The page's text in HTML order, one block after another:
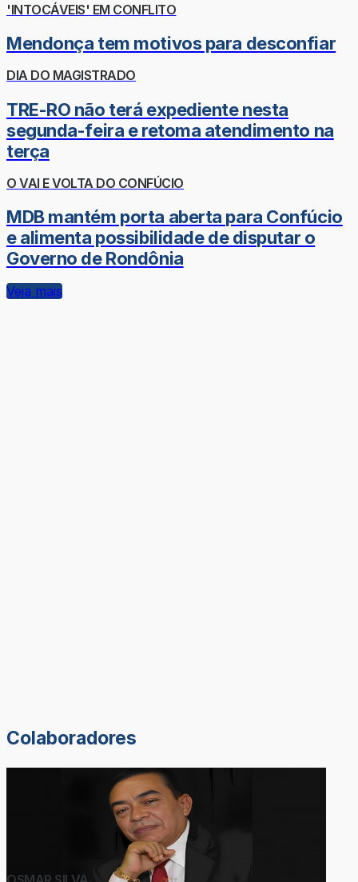
'INTOCÁVEIS' EM CONFLITO
Mendonça tem motivos para desconfiar
DIA DO MAGISTRADO
TRE-RO não terá expediente nesta
segunda-feira e retoma atendimento na
terça
O VAI E VOLTA DO CONFÚCIO
MDB mantém porta aberta para Confúcio
e alimenta possibilidade de disputar o
Governo de Rondônia
Veja mais
Colaboradores